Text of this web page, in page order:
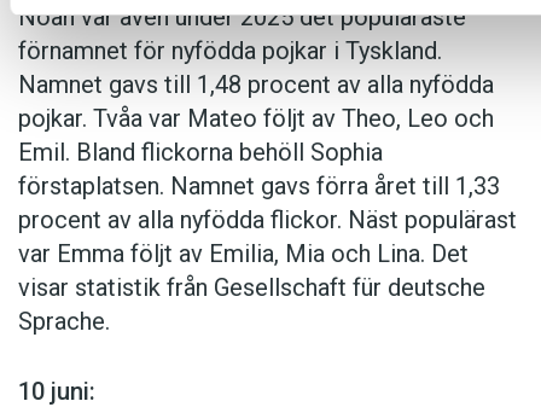
Noah var även under 2025 det populäraste
förnamnet för nyfödda pojkar i Tyskland.
Namnet gavs till 1,48 procent av alla nyfödda
pojkar. Tvåa var Mateo följt av Theo, Leo och
Emil. Bland flickorna behöll Sophia
förstaplatsen. Namnet gavs förra året till 1,33
procent av alla nyfödda flickor. Näst populärast
var Emma följt av Emilia, Mia och Lina. Det
visar statistik från Gesellschaft für deutsche
Sprache.
10 juni: